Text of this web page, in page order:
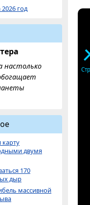
год
настолько
карту
двумя
170
дыр
массивной